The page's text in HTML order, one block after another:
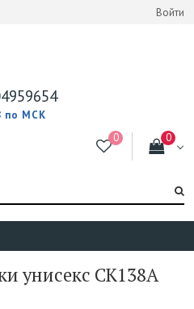
Войти
по МСК
унисекс CK138A